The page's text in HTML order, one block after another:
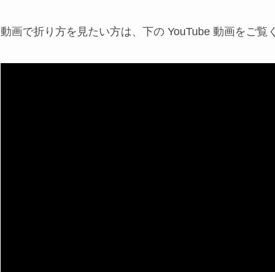
動画で折り方を見たい方は、下の YouTube 動画をご覧